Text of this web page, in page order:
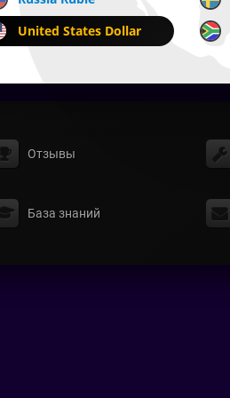
United States Dollar
Отзывы
База знаний